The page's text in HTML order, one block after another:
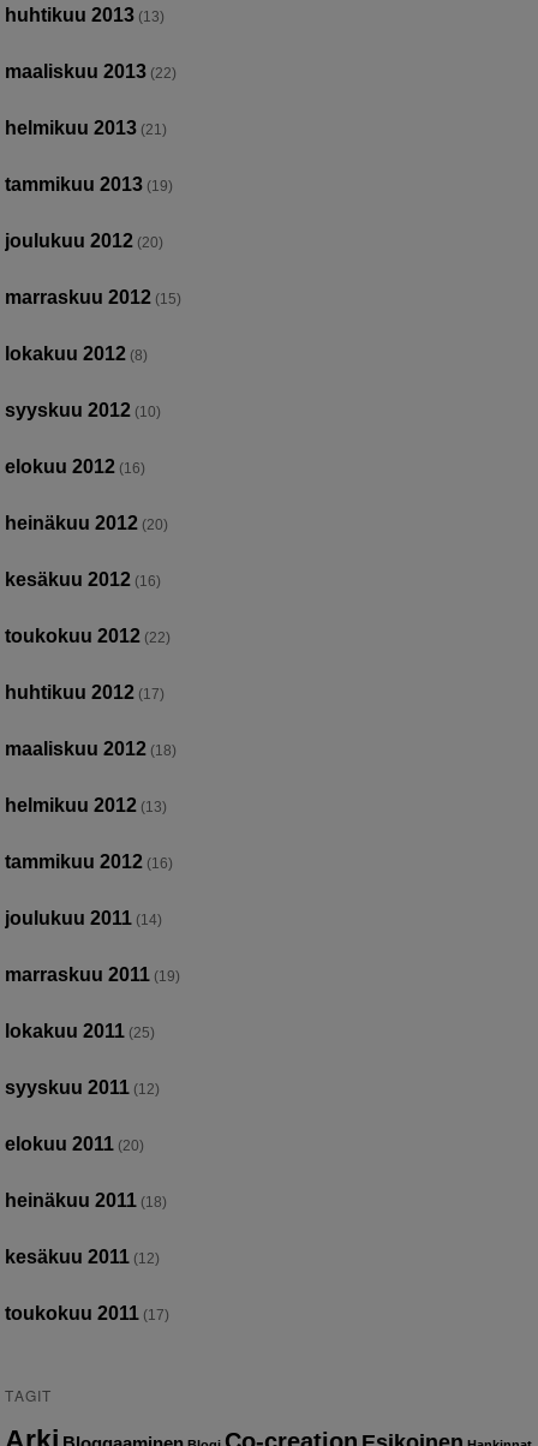
huhtikuu 2013 (13)
maaliskuu 2013 (22)
helmikuu 2013 (21)
tammikuu 2013 (19)
joulukuu 2012 (20)
marraskuu 2012 (15)
lokakuu 2012 (8)
syyskuu 2012 (10)
elokuu 2012 (16)
heinäkuu 2012 (20)
kesäkuu 2012 (16)
toukokuu 2012 (22)
huhtikuu 2012 (17)
maaliskuu 2012 (18)
helmikuu 2012 (13)
tammikuu 2012 (16)
joulukuu 2011 (14)
marraskuu 2011 (19)
lokakuu 2011 (25)
syyskuu 2011 (12)
elokuu 2011 (20)
heinäkuu 2011 (18)
kesäkuu 2011 (12)
toukokuu 2011 (17)
TAGIT